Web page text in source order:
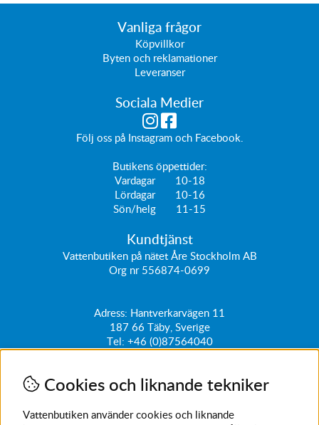
Vanliga frågor
Köpvillkor
Byten och reklamationer
Leveranser
Sociala Medier
Följ oss på Instagramoch Facebook
Butikens öppettider:
Vardagar 10-18
Lördagar 10-16
Sön/helg 11-15
Kundtjänst
Vattenbutiken på nätet Åre Stockholm AB
Org nr 556874-0699
Adress: Hantverkarvägen 11
187 66 Täby, Sverige
Tel: +46 (0)87564040
kundtjanst@vattenbutiken.se
Få vårt nyhetsbrev
Ange din e-post nedan för att ta del av nyheter och
Cookies och liknande tekniker
Vattenbutiken använder cookies och liknande